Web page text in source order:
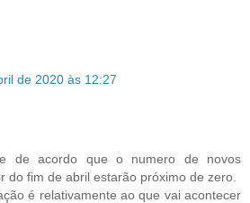
de 2020 às 12:27
de acordo que o numero de novos
do fim de abril estarão próximo de zero.
é relativamente ao que vai acontecer